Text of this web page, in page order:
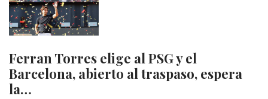
Ferran Torres elige al PSG y el
Barcelona, abierto al traspaso, espera
la…